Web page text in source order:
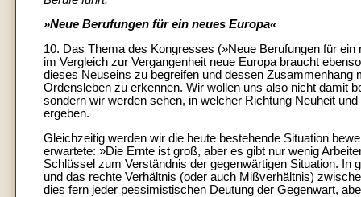
»Neue Berufungen für ein neues Europa«
10. Das Thema des Kongresses (»Neue Berufungen für
im Vergleich zur Vergangenheit neue Europa braucht
dieses Neuseins zu begreifen und dessen
Ordensleben zu erkennen. Wir wollen uns also nicht damit
sondern wir werden sehen, in welcher Richtung Neuheit
ergeben.
Gleichzeitig werden wir die heute bestehende Situation
erwartete: »Die Ernte ist groß, aber es gibt nur wenig
Schlüssel zum Verständnis der gegenwärtigen Situation.
und das rechte Verhältnis (oder auch Mißverhältnis)
dies fern jeder pessimistischen Deutung der Gegenwart,